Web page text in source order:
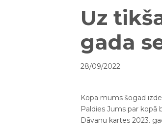
Uz
gada
28/09/2022
Kopā mums šogad
Paldies Jums par kopā
Dāvanu kartes 2023.